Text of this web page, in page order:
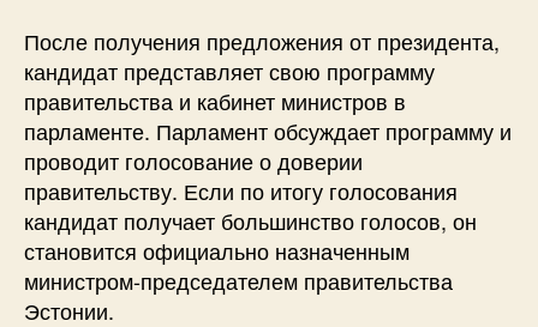
После получения предложения от президента,
кандидат представляет свою программу
правительства и кабинет министров в
парламенте. Парламент обсуждает программу и
проводит голосование о доверии
правительству. Если по итогу голосования
кандидат получает большинство голосов, он
становится официально назначенным
министром-председателем правительства
Эстонии.